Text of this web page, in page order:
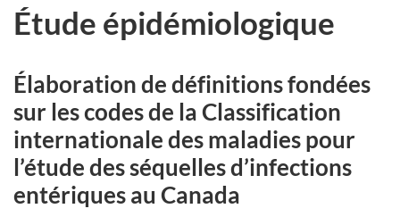
Étude épidémiologique
Élaboration de définitions fondées
sur les codes de la Classification
internationale des maladies pour
l’étude des séquelles d’infections
entériques au Canada